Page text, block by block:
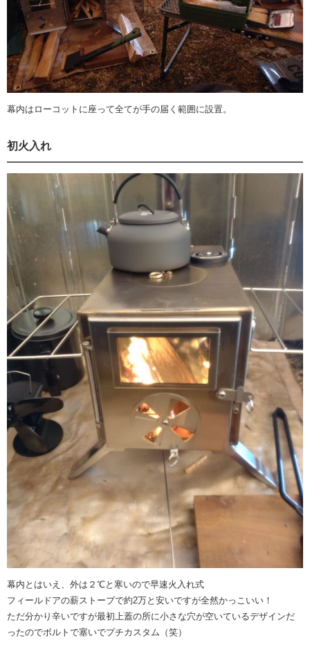
幕内はローコットに座って全てが手の届く範囲に設置。
初火入れ
幕内とはいえ、外は２℃と寒いので早速火入れ式
フィールドアの薪ストーブで約2万と安いですが全然かっこいい！
ただ分かり辛いですが最初上蓋の所に小さな穴が空いているデザインだ
ったのでボルトで塞いでプチカスタム（笑）